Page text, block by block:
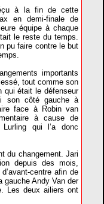
à la fin de cette
en demi-finale de
équipe à chaque
le reste du temps.
pu faire contre le but
importants
tout comme son
qui était le défenseur
son côté gauche à
face à Robin van
à cause de
Lurling qui l’a donc
du changement. Jari
depuis des mois,
centre afin de
gauche Andy Van der
Les deux ailiers ont